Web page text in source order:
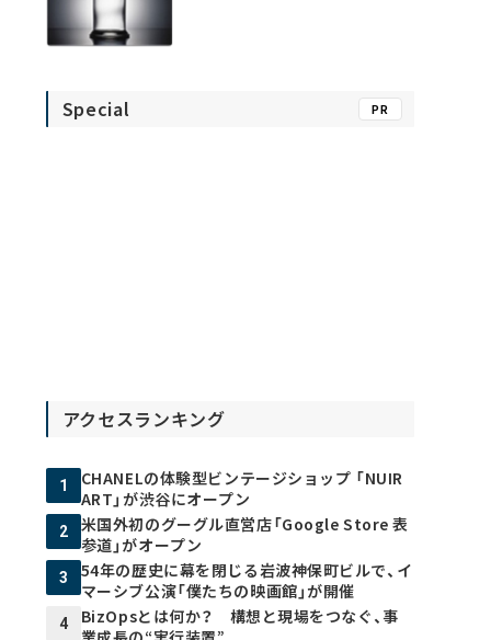
Special PR
アクセスランキング
1
CHANELの体験型ビンテージショップ 「NUIR
ART」が渋谷にオープン
2
米国外初のグーグル直営店「Google Store 表
参道」がオープン
3
54年の歴史に幕を閉じる岩波神保町ビルで、イ
マーシブ公演「僕たちの映画館」が開催
4
BizOpsとは何か？ 構想と現場をつなぐ、事